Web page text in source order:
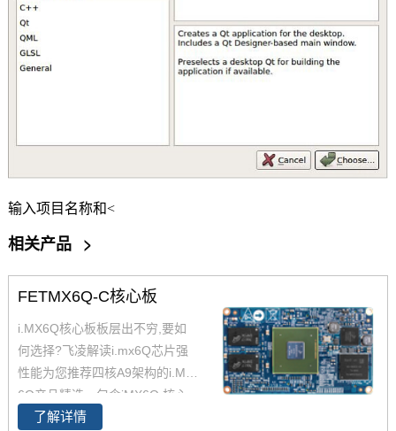
输入项目名称和<
相关产品 >
FETMX6Q-C核心板
i.MX6Q核心板板层出不穷,要如
何选择?飞凌解读i.mx6Q芯片强
性能为您推荐四核A9架构的i.MX
6Q产品精选，包含iMX6Q 核心
板、i.MX6Q 核心板、iMX6Q工
了解详情